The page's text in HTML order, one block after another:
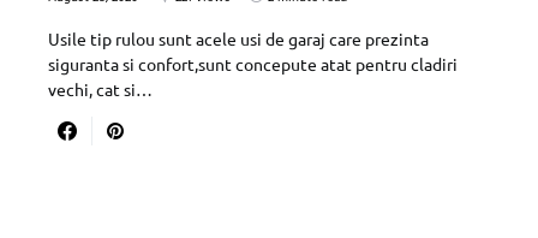
Usile tip rulou sunt acele usi de garaj care prezinta
siguranta si confort,sunt concepute atat pentru cladiri
vechi, cat si…